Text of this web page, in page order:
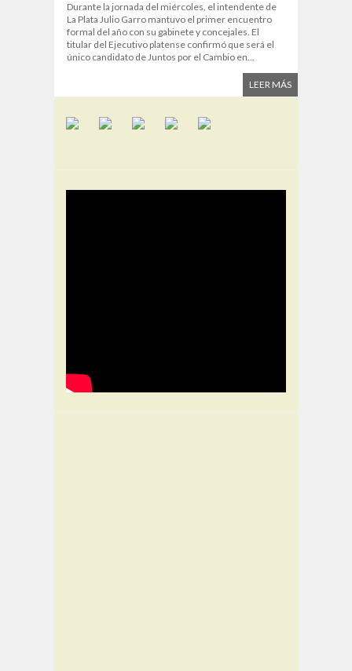
Durante la jornada del miércoles, el intendente de
La Plata Julio Garro mantuvo el primer encuentro
formal del año con su gabinete y concejales. El
titular del Ejecutivo platense confirmó que será el
único candidato de Juntos por el Cambio en...
LEER MÁS